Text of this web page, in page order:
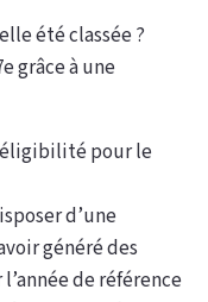
été classée ?
grâce à une
pour le
d’une
généré des
l’année de référence